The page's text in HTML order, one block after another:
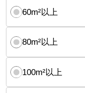
60m²以上
80m²以上
100m²以上